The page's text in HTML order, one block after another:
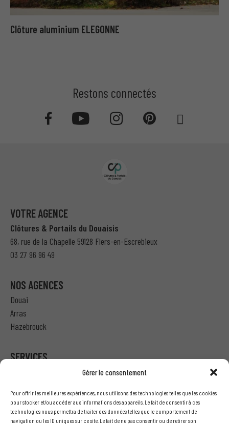
Gérer le consentement
Pour offrir les meilleures expériences, nous utilisons des technologies telles que les cookies
pour stocker et/ou accéder aux informations des appareils. Le fait de consentir à ces
technologies nous permettra de traiter des données telles que le comportement de
navigation ou les ID uniques sur ce site. Le fait de ne pas consentir ou de retirer son
Clôture aluminium ELEGONNE
Restons connectés
VOTRE AGENCE
Clôtures & Portails du Douaisis
68, rue de la Chapelle 59128 Flers-en-Escrebieux
03 27 96 96 49
NOS AGENCES
Douai
Arras
Hazebrouck
SERVICES
Professionnel – J’ai besoin d’un devis
Nous écrire